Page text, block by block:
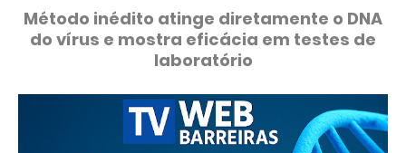
Método inédito atinge diretamente o DNA
do vírus e mostra eficácia em testes de
laboratório